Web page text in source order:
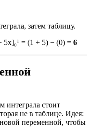
затем таблицу.
5x]₀¹ = (1 + 5) − (0) = 6
интеграла стоит
не в таблице. Идея:
переменной, чтобы